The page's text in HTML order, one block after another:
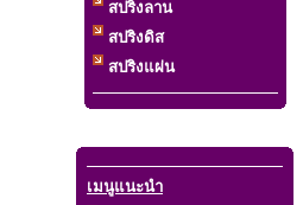
สปริงลาน
สปริงดิส
สปริงแผ่น
เมนูแนะนำ